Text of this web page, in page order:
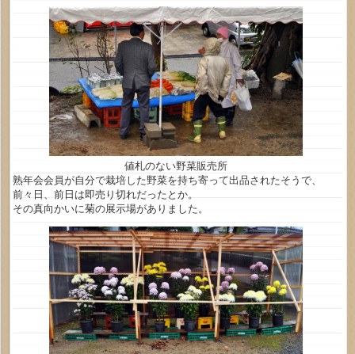
値札のない野菜販売所
熟年会会員が自分で栽培した野菜を持ち寄って出品されたそうで、
前々日、前日は即売り切れだったとか。
その真向かいに菊の展示場がありました。